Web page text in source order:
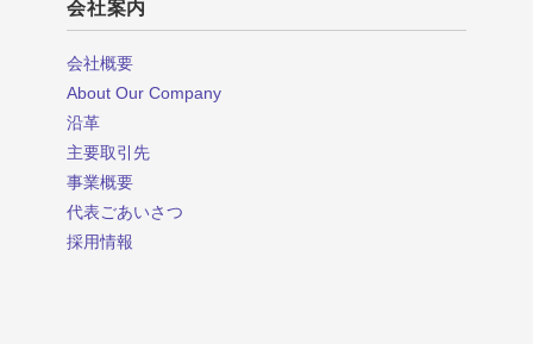
会社案内
会社概要
About Our Company
沿革
主要取引先
事業概要
代表ごあいさつ
採用情報